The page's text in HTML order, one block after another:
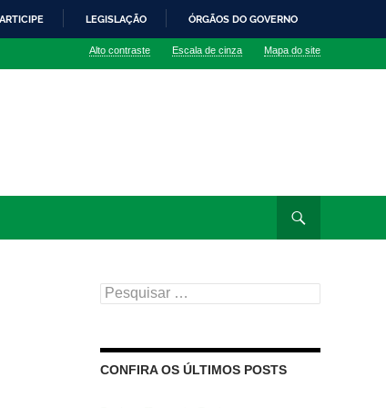
LEGISLAÇÃO ÓRGÃOS DO GOVERNO
Alto contraste Escala de cinza Mapa do site
Pesquisar
por:
CONFIRA OS ÚLTIMOS POSTS